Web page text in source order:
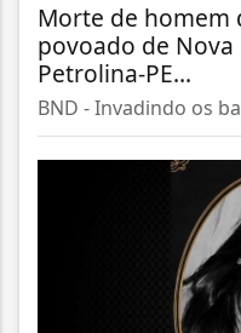
Morte de homem
povoado de
Petrolina-PE...
BND - Invadindo os